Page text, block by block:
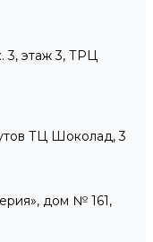
3, этаж 3, ТРЦ
ТЦ Шоколад, 3
дом № 161,